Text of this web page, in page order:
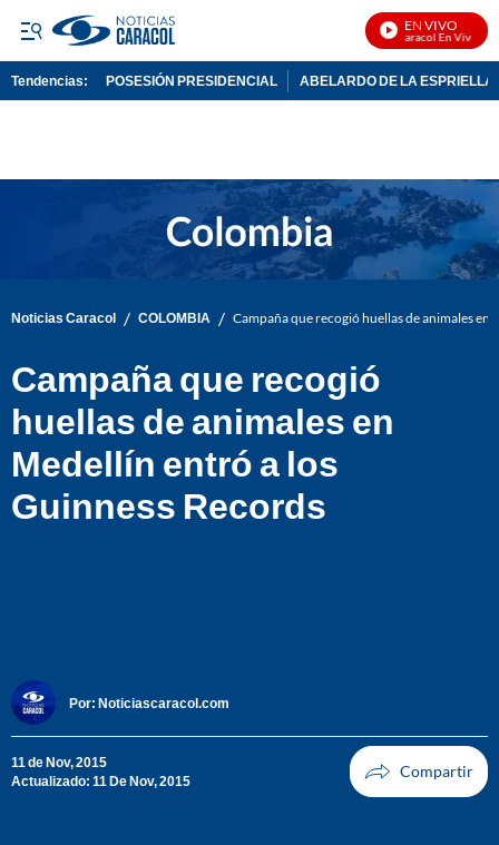
EN VIVO
Noticias Caracol En Vivo
Tendencias: POSESIÓN PRESIDENCIAL ABELARDO DE LA ESPRIELLA
Noticias Caracol / COLOMBIA / Campaña que recogió huellas de animales
Campaña que recogió
huellas de animales en
Medellín entró a los
Guinness Records
Por: Noticiascaracol.com
11 de Nov, 2015
Actualizado: 11 De Nov, 2015